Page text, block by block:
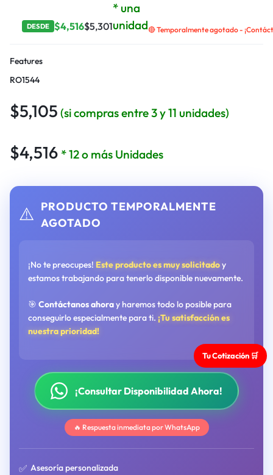
DESDE $4,516$5,301
* una
unidad🔴 Temporalmente agotado -
Features
RO1544
$5,105 (si compras entre 3 y 11 unidades)
$4,516 * 12 o más Unidades
⚠️
PRODUCTO TEMPORALMENTE
AGOTADO
¡No te preocupes! Este producto es muy solicitadoy
estamos trabajando para tenerlo disponible nuevamente.
🎯 Contáctanos ahoray haremos todo lo posible para
conseguirlo especialmente para ti. ¡Tu satisfacción es
nuestra prioridad!
¡Consultar Disponibilidad Ahora!
🔥 Respuesta inmediata por WhatsApp
✅ Asesoría personalizada
Tu Cotización 🛒